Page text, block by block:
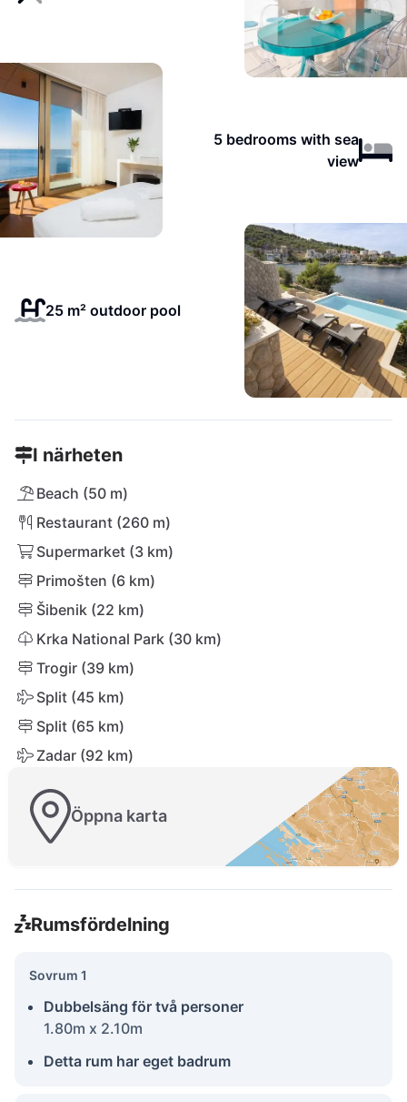
5 bedrooms with sea
view
25 m² outdoor pool
I närheten
Beach (50 m)
Restaurant (260 m)
Supermarket (3 km)
Primošten (6 km)
Šibenik (22 km)
Krka National Park (30 km)
Trogir (39 km)
Split (45 km)
Split (65 km)
Zadar (92 km)
Öppna karta
Rumsfördelning
Sovrum 1
Dubbelsäng för två personer
1.80m x 2.10m
Detta rum har eget badrum